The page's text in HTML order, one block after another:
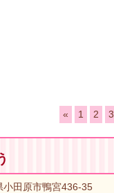
« 1 2 3
小田原市鴨宮436-35